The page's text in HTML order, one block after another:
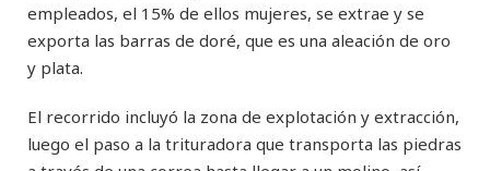
empleados, el 15% de ellos mujeres, se extrae y se
exporta las barras de doré, que es una aleación de oro
y plata.
El recorrido incluyó la zona de explotación y extracción,
luego el paso a la trituradora que transporta las piedras